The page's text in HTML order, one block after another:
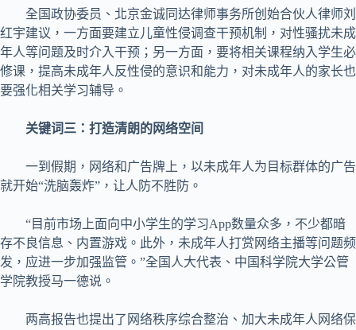
全国政协委员、北京金诚同达律师事务所创始合伙人律师刘
红宇建议，一方面要建立儿童性侵调查干预机制，对性骚扰未成
年人等问题及时介入干预；另一方面，要将相关课程纳入学生必
修课，提高未成年人反性侵的意识和能力，对未成年人的家长也
要强化相关学习辅导。
关键词三：打造清朗的网络空间
一到假期，网络和广告牌上，以未成年人为目标群体的广告
就开始“洗脑轰炸”，让人防不胜防。
“目前市场上面向中小学生的学习App数量众多，不少都暗
存不良信息、内置游戏。此外，未成年人打赏网络主播等问题频
发，应进一步加强监管。”全国人大代表、中国科学院大学公管
学院教授马一德说。
两高报告也提出了网络秩序综合整治、加大未成年人网络保